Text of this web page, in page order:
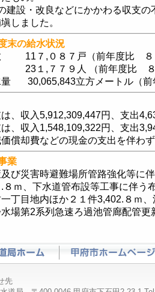
設・改良などにかかわる収支の
しました。
末の給水状況
11７,０８７戸（前年度比 ８
１,７７９人 （前年度比 ８
30,065,843立方メートル（前
、収入5,912,309,447円、支出
、収入1,548,109,322円、支出
償却費などの現金の支出を伴わ
業
び災害時避難場所管路強化等に
.８ｍ、下水道管布設等工事に伴う
丁目地内ほか２１件3,402.８ｍ
場第2系列急速ろ過池管廊配管更
先